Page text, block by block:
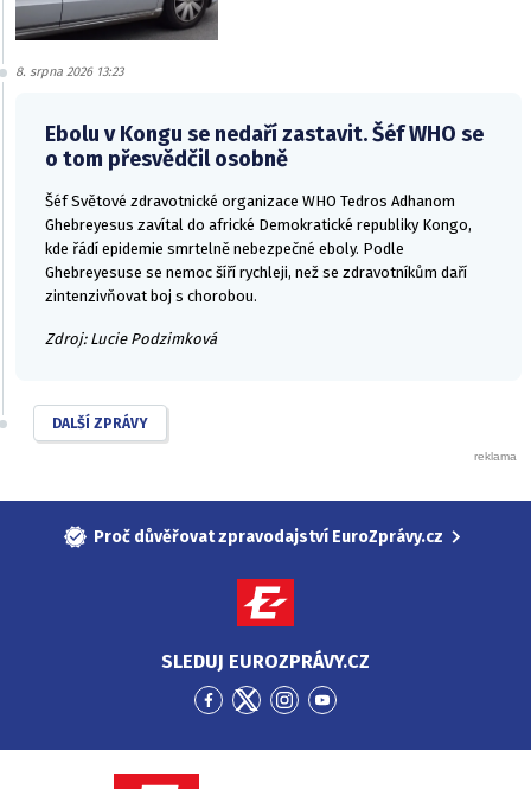
8. srpna 2026 13:23
Ebolu v Kongu se nedaří zastavit. Šéf WHO se
o tom přesvědčil osobně
Šéf Světové zdravotnické organizace WHO Tedros Adhanom
Ghebreyesus zavítal do africké Demokratické republiky Kongo,
kde řádí epidemie smrtelně nebezpečné eboly. Podle
Ghebreyesuse se nemoc šíří rychleji, než se zdravotníkům daří
zintenzivňovat boj s chorobou.
Zdroj: Lucie Podzimková
DALŠÍ ZPRÁVY
Proč důvěřovat zpravodajství EuroZprávy.cz
SLEDUJ EUROZPRÁVY.CZ
Přejít
Facebook
Přejít
Twitter
Přejít
Instagram
Přejít
YouTube